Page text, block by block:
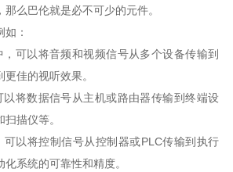
么巴伦就是必不可少的元件。
：
佳的视听效果。
描仪等。
系统的可靠性和精度。